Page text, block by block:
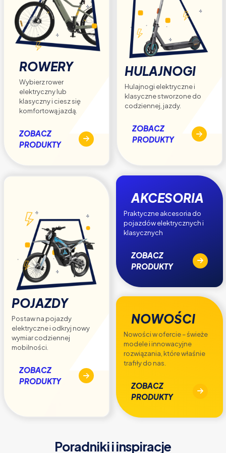
ROWERY
Wybierz rower
elektryczny lub
klasyczny i ciesz się
komfortową jazdą.
ZOBACZ
PRODUKTY
HULAJNOGI
Hulajnogi elektryczne i
klasyczne stworzone do
codziennej, jazdy.
ZOBACZ
PRODUKTY
POJAZDY
Postaw na pojazdy
elektryczne i odkryj nowy
wymiar codziennej
mobilności.
ZOBACZ
PRODUKTY
AKCESORIA
Praktyczne akcesoria do
pojazdów elektrycznych i
klasycznych
ZOBACZ
PRODUKTY
NOWOŚCI
Nowości w ofercie – świeże
modele i innowacyjne
rozwiązania, które właśnie
trafiły do nas.
ZOBACZ
PRODUKTY
Poradniki i inspiracje